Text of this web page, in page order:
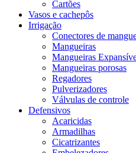
Cartões
Vasos e cachepôs
Irrigação
Conectores de
Mangueiras
Mangueiras
Mangueiras porosas
Regadores
Pulverizadores
Válvulas de controle
Defensivos
Acaricidas
Armadilhas
Cicatrizantes